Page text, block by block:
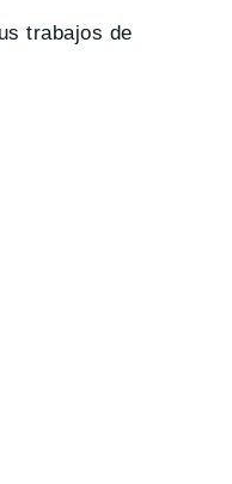
trabajos de